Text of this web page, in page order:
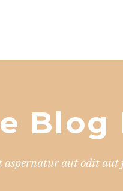
Blog
aut odit